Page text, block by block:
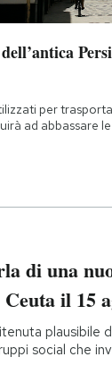
per
ad abbassare
di una
il 15
plausibile
social che